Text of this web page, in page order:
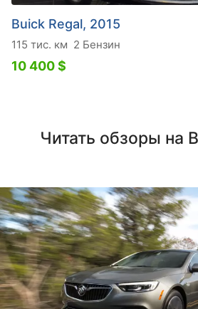
Buick Regal, 2015
115 тис. км 2 Бензин
10 400 $
Читать обзоры на